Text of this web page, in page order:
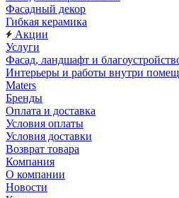
Фасадный декор
Гибкая керамика
Акции
Услуги
Фасад, ландшафт и
Интерьеры и работы внутри
Maters
Бренды
Оплата и доставка
Условия оплаты
Условия доставки
Возврат товара
Компания
О компании
Новости